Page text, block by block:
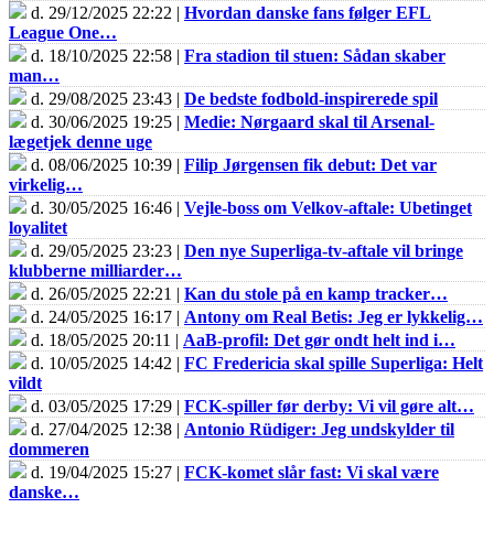
d. 29/12/2025 22:22 | Hvordan danske fans følger EFL
League One…
d. 18/10/2025 22:58 | Fra stadion til stuen: Sådan skaber
man…
d. 29/08/2025 23:43 | De bedste fodbold-inspirerede spil
d. 30/06/2025 19:25 | Medie: Nørgaard skal til Arsenal-
lægetjek denne uge
d. 08/06/2025 10:39 | Filip Jørgensen fik debut: Det var
virkelig…
d. 30/05/2025 16:46 | Vejle-boss om Velkov-aftale: Ubetinget
loyalitet
d. 29/05/2025 23:23 | Den nye Superliga-tv-aftale vil bringe
klubberne milliarder…
d. 26/05/2025 22:21 | Kan du stole på en kamp tracker…
d. 24/05/2025 16:17 | Antony om Real Betis: Jeg er lykkelig…
d. 18/05/2025 20:11 | AaB-profil: Det gør ondt helt ind i…
d. 10/05/2025 14:42 | FC Fredericia skal spille Superliga: Helt
vildt
d. 03/05/2025 17:29 | FCK-spiller før derby: Vi vil gøre alt…
d. 27/04/2025 12:38 | Antonio Rüdiger: Jeg undskylder til
dommeren
d. 19/04/2025 15:27 | FCK-komet slår fast: Vi skal være
danske…